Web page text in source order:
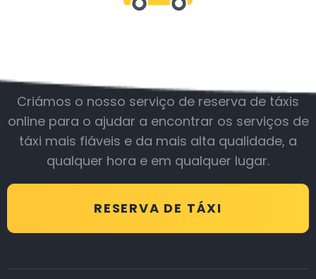
Criámos o nosso serviço de reserva de táxis
online para o ajudar a encontrar os serviços de
táxi mais fiáveis e da mais alta qualidade, a
qualquer hora e em qualquer lugar.
RESERVA DE TÁXI